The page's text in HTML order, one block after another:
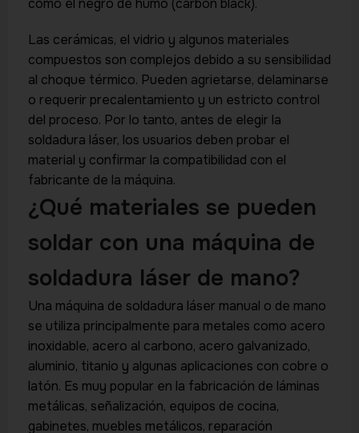
Las cerámicas, el vidrio y algunos materiales
compuestos son complejos debido a su sensibilidad
al choque térmico. Pueden agrietarse, delaminarse
o requerir precalentamiento y un estricto control
del proceso. Por lo tanto, antes de elegir la
soldadura láser, los usuarios deben probar el
material y confirmar la compatibilidad con el
fabricante de la máquina.
¿Qué materiales se pueden
soldar con una máquina de
soldadura láser de mano?
Una máquina de soldadura láser manual o de mano
se utiliza principalmente para metales como acero
inoxidable, acero al carbono, acero galvanizado,
aluminio, titanio y algunas aplicaciones con cobre o
latón. Es muy popular en la fabricación de láminas
metálicas, señalización, equipos de cocina,
gabinetes, muebles metálicos, reparación